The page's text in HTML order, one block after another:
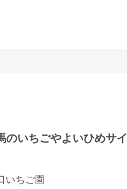
のいちごやよいひめサ
いちご園